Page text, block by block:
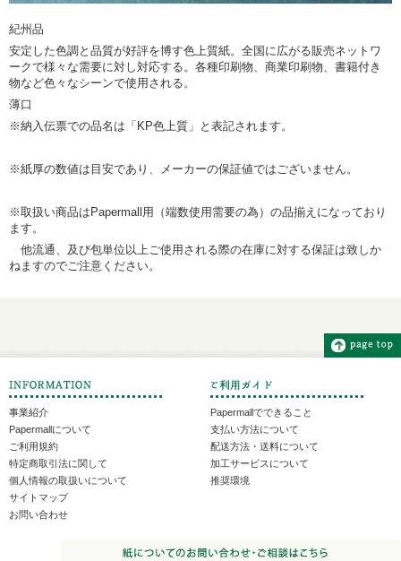
紀州品
安定した色調と品質が好評を博す色上質紙。全国に広がる販売ネットワ
ークで様々な需要に対し対応する。各種印刷物、商業印刷物、書籍付き
物など色々なシーンで使用される。
薄口
※納入伝票での品名は「KP色上質」と表記されます。
※紙厚の数値は目安であり、メーカーの保証値ではございません。
※取扱い商品はPapermall用（端数使用需要の為）の品揃えになっており
ます。
他流通、及び包単位以上ご使用される際の在庫に対する保証は致しか
ねますのでご注意ください。
事業紹介
Papermallについて
ご利用規約
特定商取引法に関して
個人情報の取扱いについて
サイトマップ
お問い合わせ
Papermallでできること
支払い方法について
配送方法・送料について
加工サービスについて
推奨環境